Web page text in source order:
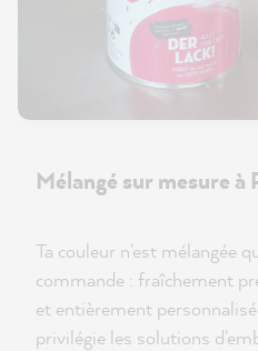
Mélangé sur mesure à
Ta couleur n'est mélangée
commande : fraîchement
et entièrement
privilégie les solutions